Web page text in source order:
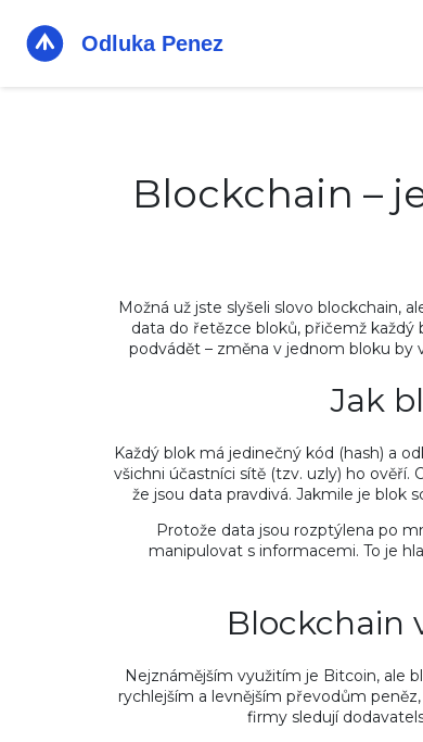
Blockchain –
Možná už jste slyšeli slovo blockchain,
data do řetězce bloků, přičemž
podvádět – změna v jednom bloku by
Jak
Každý blok má jedinečný kód (hash) a
všichni účastníci sítě (tzv. uzly) ho
že jsou data pravdivá. Jakmile je blok
Protože data jsou rozptýlena po
manipulovat s informacemi. To je
Blockchain
Nejznámějším využitím je Bitcoin, ale
rychlejším a levnějším převodům
firmy sledují